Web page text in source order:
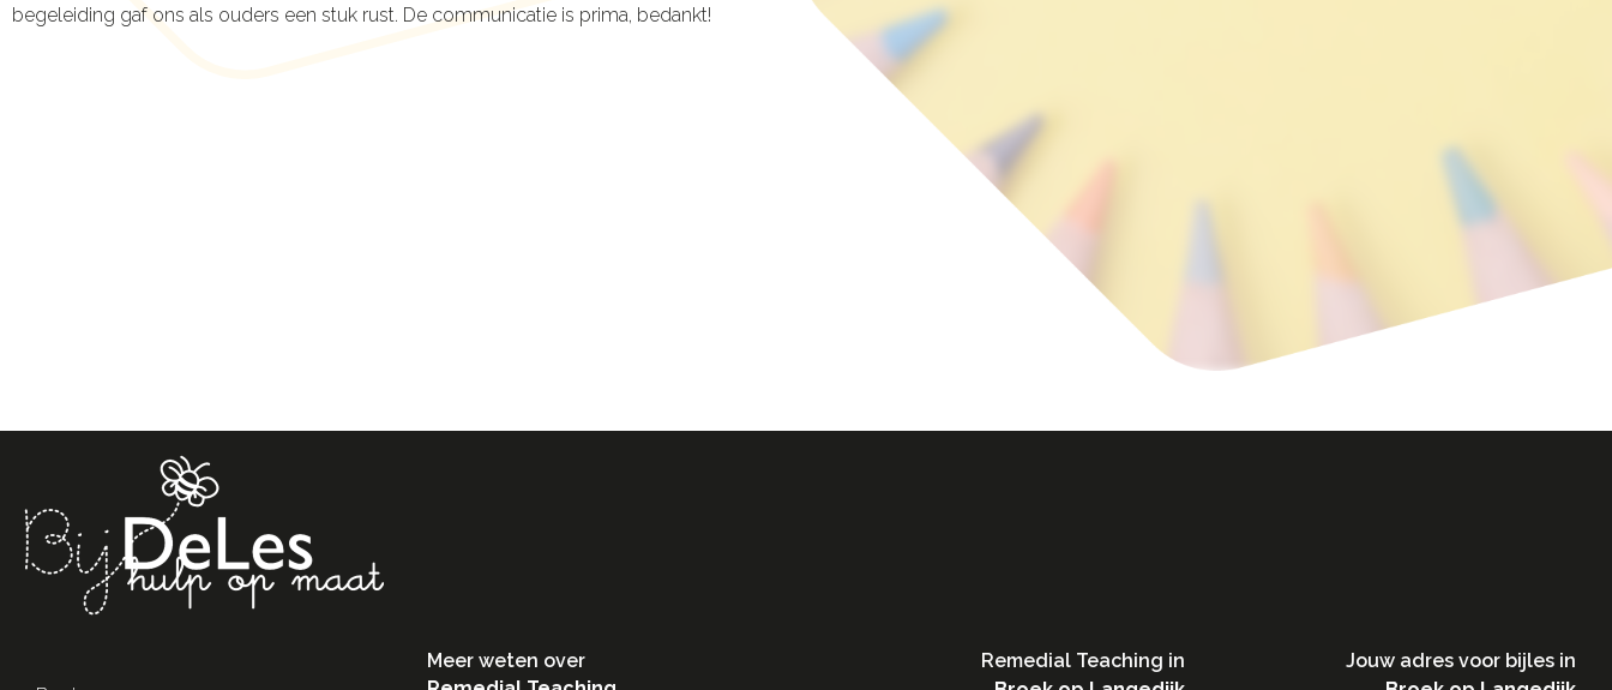
begeleiding gaf ons als ouders een stuk rust. De communicatie is prima, bedankt!
Meer weten over
Remedial Teaching in​
Jouw adres voor bijles in